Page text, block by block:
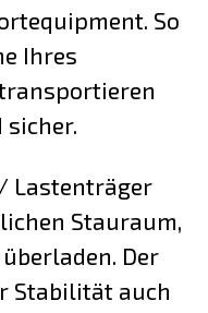
So
Ihres
sicher.
Lastenträger
Stauraum,
Der
Stabilität auch